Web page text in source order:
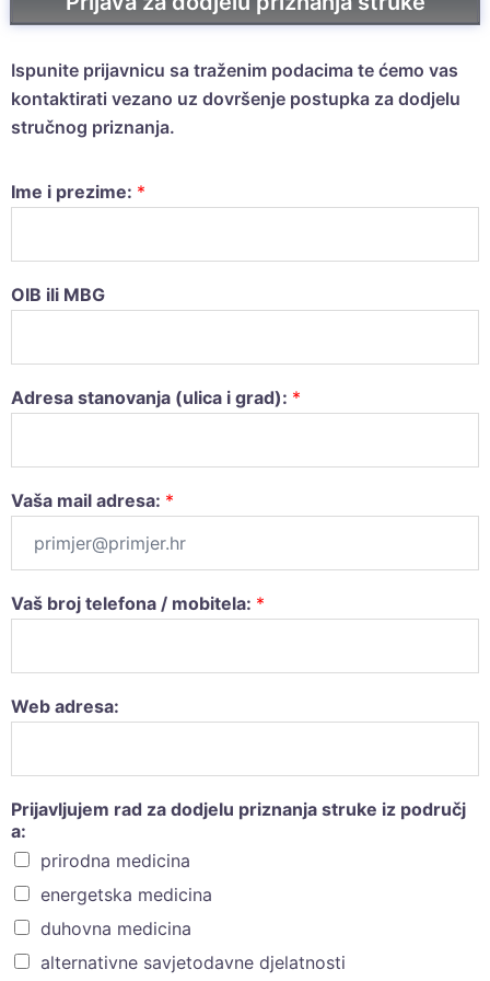
Ispunite prijavnicu sa traženim podacima te ćemo vas
kontaktirati vezano uz dovršenje postupka za dodjelu
stručnog priznanja.
Ime i prezime: *
OIB ili MBG
Adresa stanovanja (ulica i grad): *
Vaša mail adresa: *
Vaš broj telefona / mobitela: *
Web adresa:
Prijavljujem rad za dodjelu priznanja struke iz područj
a:
prirodna medicina
energetska medicina
duhovna medicina
alternativne savjetodavne djelatnosti